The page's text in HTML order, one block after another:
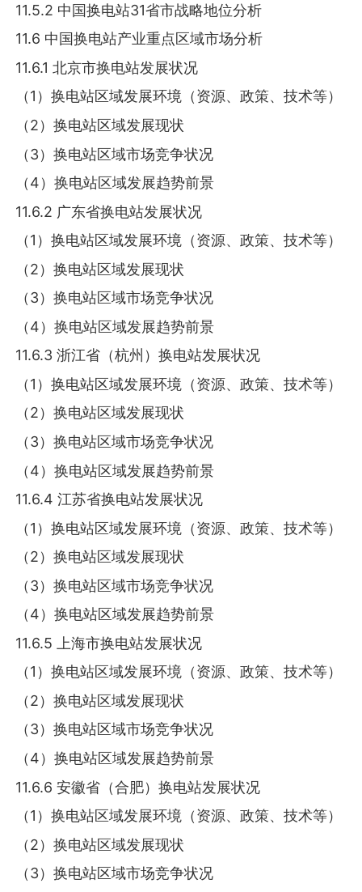
11.5.2 中国换电站31省市战略地位分析
11.6 中国换电站产业重点区域市场分析
11.6.1 北京市换电站发展状况
（1）换电站区域发展环境（资源、政策、技术等）
（2）换电站区域发展现状
（3）换电站区域市场竞争状况
（4）换电站区域发展趋势前景
11.6.2 广东省换电站发展状况
（1）换电站区域发展环境（资源、政策、技术等）
（2）换电站区域发展现状
（3）换电站区域市场竞争状况
（4）换电站区域发展趋势前景
11.6.3 浙江省（杭州）换电站发展状况
（1）换电站区域发展环境（资源、政策、技术等）
（2）换电站区域发展现状
（3）换电站区域市场竞争状况
（4）换电站区域发展趋势前景
11.6.4 江苏省换电站发展状况
（1）换电站区域发展环境（资源、政策、技术等）
（2）换电站区域发展现状
（3）换电站区域市场竞争状况
（4）换电站区域发展趋势前景
11.6.5 上海市换电站发展状况
（1）换电站区域发展环境（资源、政策、技术等）
（2）换电站区域发展现状
（3）换电站区域市场竞争状况
（4）换电站区域发展趋势前景
11.6.6 安徽省（合肥）换电站发展状况
（1）换电站区域发展环境（资源、政策、技术等）
（2）换电站区域发展现状
（3）换电站区域市场竞争状况